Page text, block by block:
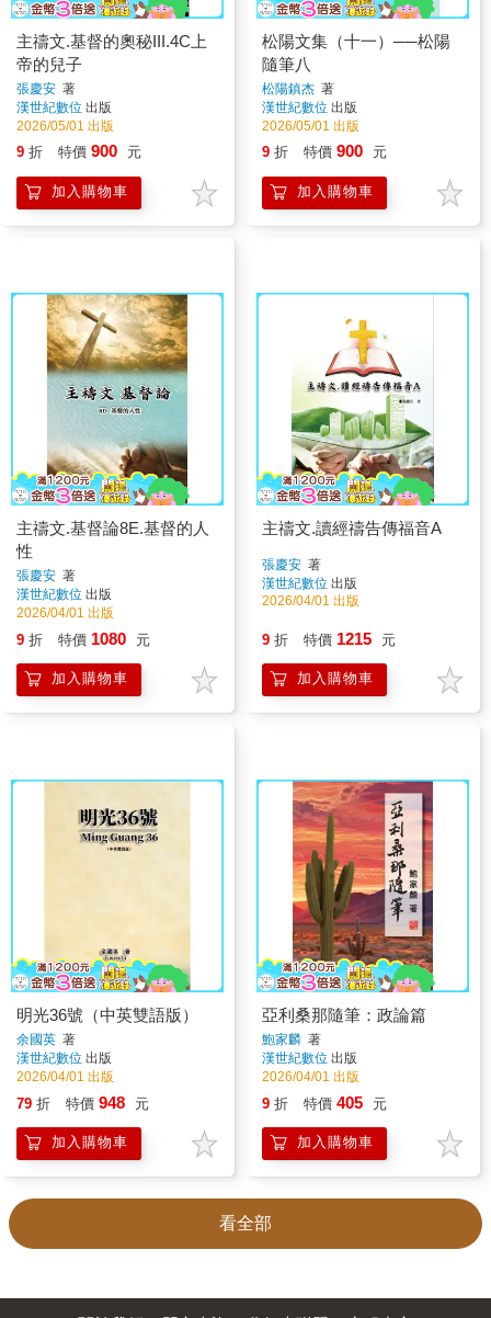
主禱文.基督的奧秘III.4C上
帝的兒子
張慶安 著
漢世紀數位 出版
2026/05/01 出版
9 折 特價 900 元
加入購物車
松陽文集（十一）──松陽
隨筆八
松陽鎮杰 著
漢世紀數位 出版
2026/05/01 出版
9 折 特價 900 元
加入購物車
主禱文.基督論8E.基督的人
性
張慶安 著
漢世紀數位 出版
2026/04/01 出版
9 折 特價 1080 元
加入購物車
主禱文.讀經禱告傳福音A
張慶安 著
漢世紀數位 出版
2026/04/01 出版
9 折 特價 1215 元
加入購物車
明光36號（中英雙語版）
余國英 著
漢世紀數位 出版
2026/04/01 出版
79 折 特價 948 元
加入購物車
亞利桑那隨筆：政論篇
鮑家麟 著
漢世紀數位 出版
2026/04/01 出版
9 折 特價 405 元
加入購物車
看全部